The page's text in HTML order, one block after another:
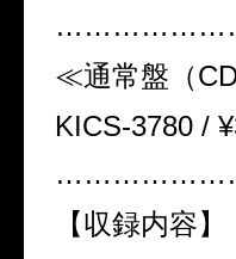
≪通常盤（
KICS-3780 /
【収録内容】